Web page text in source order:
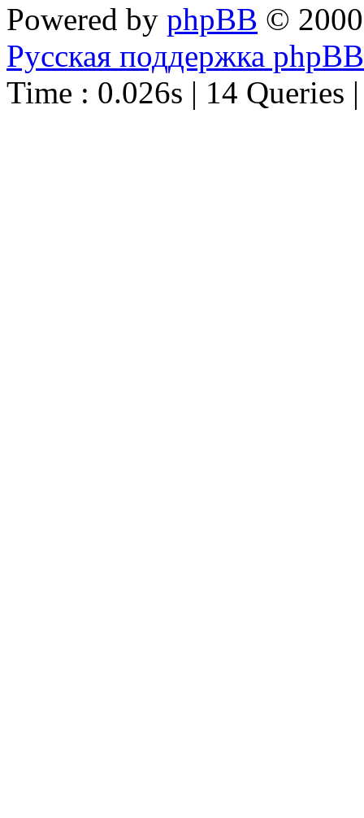
Powered by phpBB ©
Русская поддержка phpBB
Time : 0.026s | 14 Queries